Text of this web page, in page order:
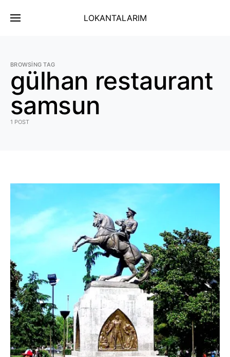
LOKANTALARIM
BROWSING TAG
gülhan restaurant
samsun
1 POST